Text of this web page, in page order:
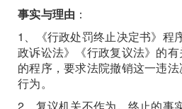
事实与理由 ：
1、《行政处罚终止决定书》程
政诉讼法》《行政复议法》的
的程序，要求法院撤销这一违
行为。